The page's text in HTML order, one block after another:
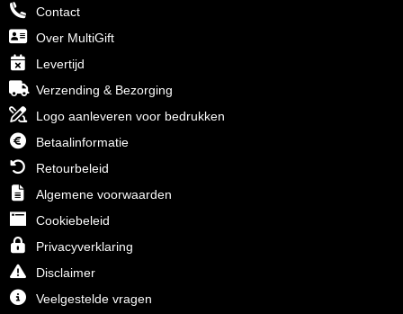
Contact
Over MultiGift
Levertijd
Verzending & Bezorging
Logo aanleveren voor bedrukken
Betaalinformatie
Retourbeleid
Algemene voorwaarden
Cookiebeleid
Privacyverklaring
Disclaimer
Veelgestelde vragen